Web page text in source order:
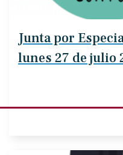
Junta por
lunes 27 de julio